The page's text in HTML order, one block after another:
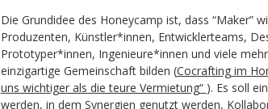
Die Grundidee des Honeycamp ist, dass “Maker”
Produzenten, Künstler*innen, Entwicklerteams,
Prototyper*innen, Ingenieure*innen und viele
einzigartige Gemeinschaft bilden (Cocrafting im
uns wichtiger als die teure Vermietung“ ). Es soll
werden, in dem Synergien genutzt werden,